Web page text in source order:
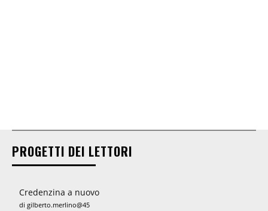
PROGETTI DEI LETTORI
Credenzina a nuovo
di gilberto.merlino@45